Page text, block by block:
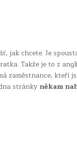
jak chcete. Je
Takže je to z
zaměstnance, kteří
stránky někam